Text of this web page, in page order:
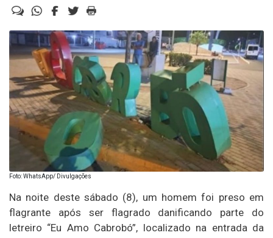
Foto: WhatsApp/ Divulgações
Na noite deste sábado (8), um homem foi preso em
flagrante após ser flagrado danificando parte do
letreiro “Eu Amo Cabrobó”, localizado na entrada da